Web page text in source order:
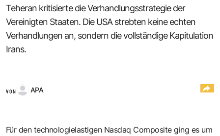
Teheran kritisierte die Verhandlungsstrategie der
Vereinigten Staaten. Die USA strebten keine echten
Verhandlungen an, sondern die vollständige Kapitulation
Irans.
VON APA
Für den technologielastigen Nasdaq Composite ging es um